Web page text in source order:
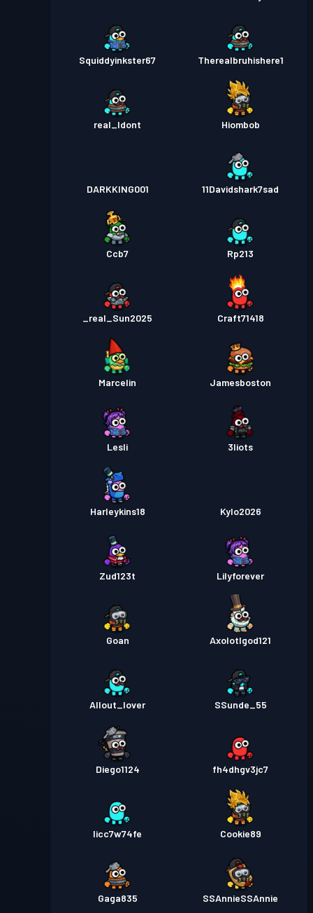
Squiddyinkster67 Therealbruhishere1
real_Idont Hiombob
DARKKING001 11Davidshark7sad
Ccb7 Rp213
_real_Sun2025 Craft71418
Marcelin Jamesboston
Lesli 3liots
Harleykins18 Kylo2026
Zud123t Lilyforever
Goan Axolotlgod121
Allout_lover SSunde_55
Diego1124 fh4dhgv3jc7
licc7w74fe Cookie89
Gaga835 SSAnnieSSAnnie